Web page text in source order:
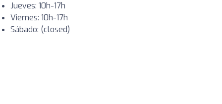
Jueves: 10h-17h
Viernes: 10h-17h
Sábado: (closed)